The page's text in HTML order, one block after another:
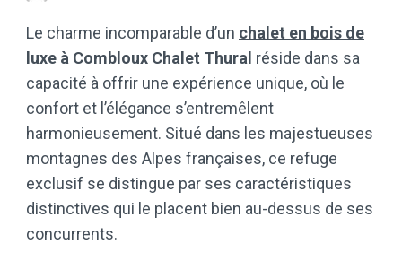
Le charme incomparable d’un chalet en bois de
luxe à Combloux Chalet Thura réside dans sa
capacité à offrir une expérience unique, où le
confort et l’élégance s’entremêlent
harmonieusement. Situé dans les majestueuses
montagnes des Alpes françaises, ce refuge
exclusif se distingue par ses caractéristiques
distinctives qui le placent bien au-dessus de ses
concurrents.